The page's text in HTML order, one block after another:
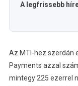
A legfrissebb
Az MTI-hez szerdán
Payments azzal
mintegy 225 ezerrel